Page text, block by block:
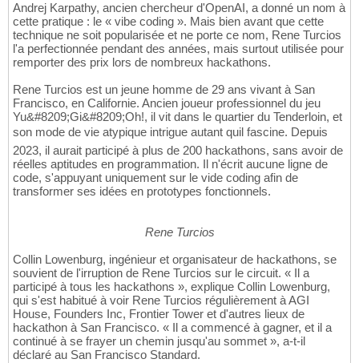
Andrej Karpathy, ancien chercheur d'OpenAI, a donné un nom à
cette pratique : le « vibe coding ». Mais bien avant que cette
technique ne soit popularisée et ne porte ce nom, Rene Turcios
l'a perfectionnée pendant des années, mais surtout utilisée pour
remporter des prix lors de nombreux hackathons.
Rene Turcios est un jeune homme de 29 ans vivant à San
Francisco, en Californie. Ancien joueur professionnel du jeu
Yu&#8209;Gi&#8209;Oh!, il vit dans le quartier du Tenderloin, et
son mode de vie atypique intrigue autant quil fascine. Depuis
2023, il aurait participé à plus de 200 hackathons, sans avoir de
réelles aptitudes en programmation. Il n'écrit aucune ligne de
code, s'appuyant uniquement sur le vide coding afin de
transformer ses idées en prototypes fonctionnels.
Rene Turcios
Collin Lowenburg, ingénieur et organisateur de hackathons, se
souvient de l'irruption de Rene Turcios sur le circuit. « Il a
participé à tous les hackathons », explique Collin Lowenburg,
qui s'est habitué à voir Rene Turcios régulièrement à AGI
House, Founders Inc, Frontier Tower et d'autres lieux de
hackathon à San Francisco. « Il a commencé à gagner, et il a
continué à se frayer un chemin jusqu'au sommet », a-t-il
déclaré au San Francisco Standard.